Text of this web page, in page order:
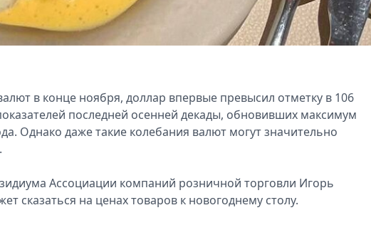
в конце ноября, доллар впервые превысил отметку в 106
последней осенней декады, обновивших максимум
Однако даже такие колебания валют могут значительно
Ассоциации компаний розничной торговли Игорь
сказаться на ценах товаров к новогоднему столу.